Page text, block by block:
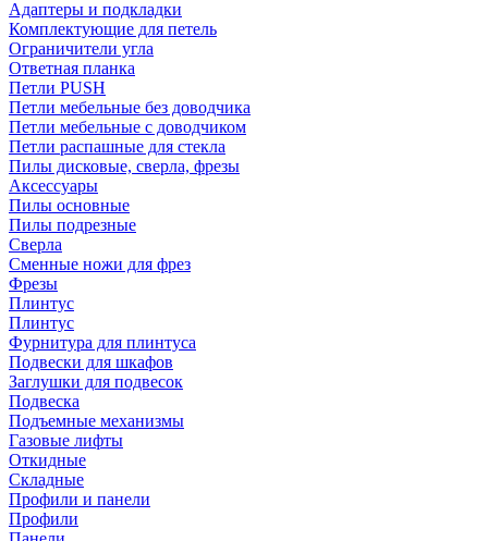
Адаптеры и подкладки
Комплектующие для петель
Ограничители угла
Ответная планка
Петли PUSH
Петли мебельные без доводчика
Петли мебельные с доводчиком
Петли распашные для стекла
Пилы дисковые, сверла, фрезы
Аксессуары
Пилы основные
Пилы подрезные
Сверла
Сменные ножи для фрез
Фрезы
Плинтус
Плинтус
Фурнитура для плинтуса
Подвески для шкафов
Заглушки для подвесок
Подвеска
Подъемные механизмы
Газовые лифты
Откидные
Складные
Профили и панели
Профили